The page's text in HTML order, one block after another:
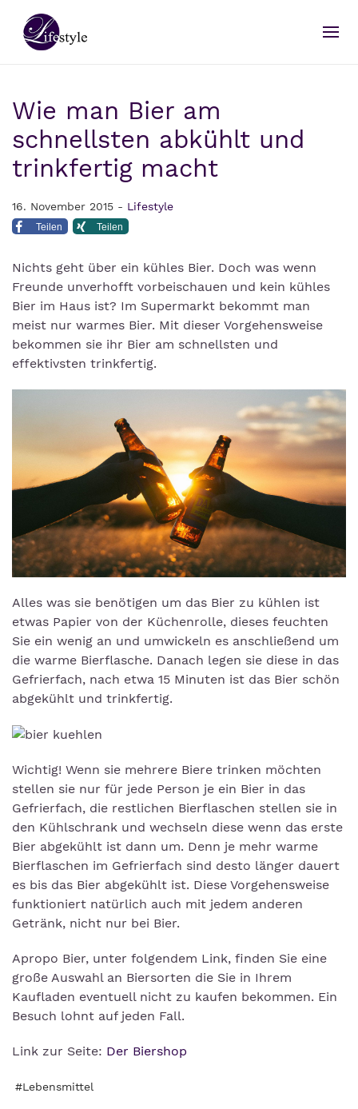
Wie man Bier am
schnellsten abkühlt und
trinkfertig macht
16. November 2015 - Lifestyle
Teilen Teilen
Nichts geht über ein kühles Bier. Doch was wenn
Freunde unverhofft vorbeischauen und kein kühles
Bier im Haus ist? Im Supermarkt bekommt man
meist nur warmes Bier. Mit dieser Vorgehensweise
bekommen sie ihr Bier am schnellsten und
effektivsten trinkfertig.
Alles was sie benötigen um das Bier zu kühlen ist
etwas Papier von der Küchenrolle, dieses feuchten
Sie ein wenig an und umwickeln es anschließend um
die warme Bierflasche. Danach legen sie diese in das
Gefrierfach, nach etwa 15 Minuten ist das Bier schön
abgekühlt und trinkfertig.
Wichtig! Wenn sie mehrere Biere trinken möchten
stellen sie nur für jede Person je ein Bier in das
Gefrierfach, die restlichen Bierflaschen stellen sie in
den Kühlschrank und wechseln diese wenn das erste
Bier abgekühlt ist dann um. Denn je mehr warme
Bierflaschen im Gefrierfach sind desto länger dauert
es bis das Bier abgekühlt ist. Diese Vorgehensweise
funktioniert natürlich auch mit jedem anderen
Getränk, nicht nur bei Bier.
Apropo Bier, unter folgendem Link, finden Sie eine
große Auswahl an Biersorten die Sie in Ihrem
Kaufladen eventuell nicht zu kaufen bekommen. Ein
Besuch lohnt auf jeden Fall.
Link zur Seite: Der Biershop
#Lebensmittel